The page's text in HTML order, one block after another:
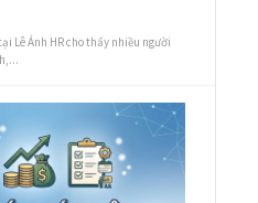
Lê Ánh HR cho thấy nhiều người